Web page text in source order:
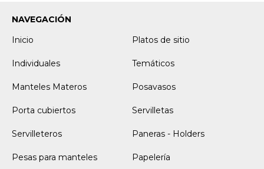
NAVEGACIÓN
Inicio
Platos de sitio
Individuales Temáticos
Manteles Materos Posavasos
Porta cubiertos Servilletas
Servilleteros Paneras - Holders
Pesas para manteles Papelería